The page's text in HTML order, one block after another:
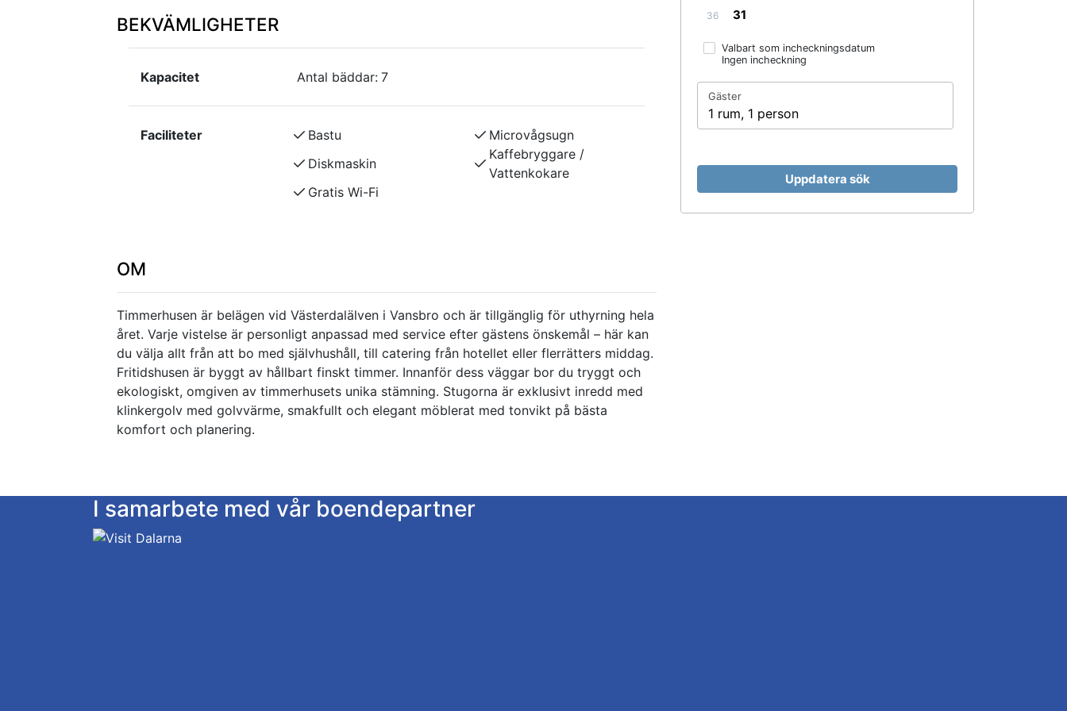
BEKVÄMLIGHETER
Kapacitet Antal bäddar: 7
Faciliteter Bastu
Microvågsugn
Diskmaskin
Kaffebryggare /
Vattenkokare
Gratis Wi-Fi
OM
Timmerhusen är belägen vid Västerdalälven i Vansbro och är tillgänglig för uthyrning hela
året. Varje vistelse är personligt anpassad med service efter gästens önskemål – här kan
du välja allt från att bo med självhushåll, till catering från hotellet eller flerrätters middag.
Fritidshusen är byggt av hållbart finskt timmer. Innanför dess väggar bor du tryggt och
ekologiskt, omgiven av timmerhusets unika stämning. Stugorna är exklusivt inredd med
klinkergolv med golvvärme, smakfullt och elegant möblerat med tonvikt på bästa
komfort och planering.
36 31
Valbart som incheckningsdatum
Ingen incheckning
Gäster
1 rum, 1 person
Uppdatera sök
I samarbete med vår boendepartner